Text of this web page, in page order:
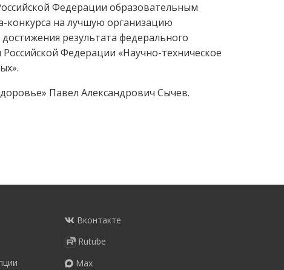
Федерации образовательным
на лучшую организацию
результата федерального
Федерации «Научно-техническое
Павел Александрович Сычев.
Вконтакте
Rutube
Max